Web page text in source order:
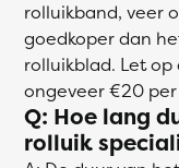
rolluikband, veer
goedkoper dan
rolluikblad. Let
ongeveer €20
Q: Hoe lang
rolluik